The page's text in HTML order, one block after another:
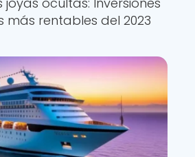
más rentables del 2023